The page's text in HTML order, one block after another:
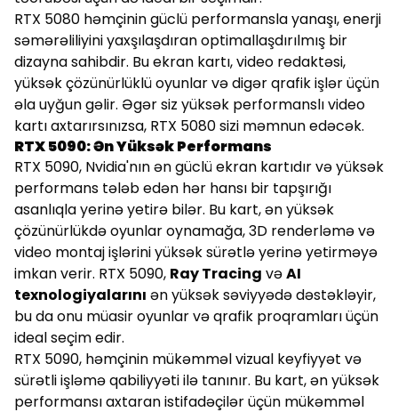
RTX 5080 həmçinin güclü performansla yanaşı, enerji
səmərəliliyini yaxşılaşdıran optimallaşdırılmış bir
dizayna sahibdir. Bu ekran kartı, video redaktəsi,
yüksək çözünürlüklü oyunlar və digər qrafik işlər üçün
əla uyğun gəlir. Əgər siz yüksək performanslı video
kartı axtarırsınızsa, RTX 5080 sizi məmnun edəcək.
RTX 5090: Ən Yüksək Performans
RTX 5090, Nvidia'nın ən güclü ekran kartıdır və yüksək
performans tələb edən hər hansı bir tapşırığı
asanlıqla yerinə yetirə bilər. Bu kart, ən yüksək
çözünürlükdə oyunlar oynamağa, 3D renderləmə və
video montaj işlərini yüksək sürətlə yerinə yetirməyə
imkan verir. RTX 5090, Ray Tracing vəAI
texnologiyalarını ən yüksək səviyyədə dəstəkləyir,
bu da onu müasir oyunlar və qrafik proqramları üçün
ideal seçim edir.
RTX 5090, həmçinin mükəmməl vizual keyfiyyət və
sürətli işləmə qabiliyyəti ilə tanınır. Bu kart, ən yüksək
performansı axtaran istifadəçilər üçün mükəmməl